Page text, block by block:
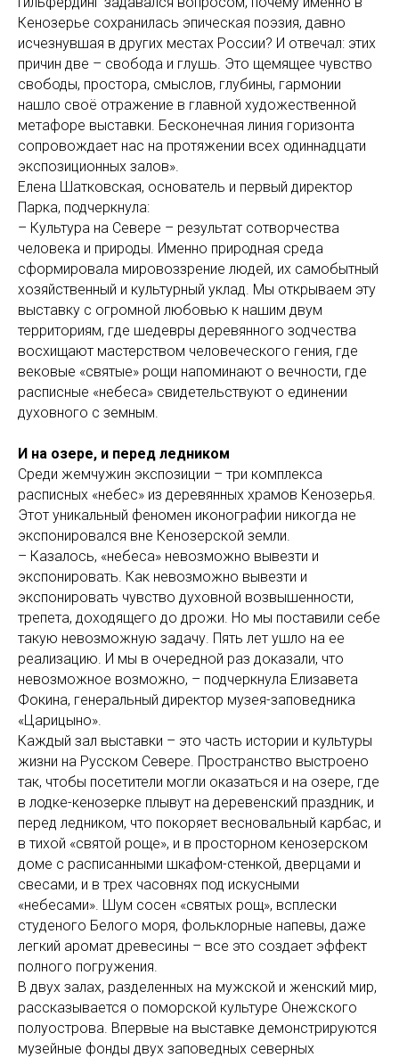
Кенозерье сохранилась эпическая поэзия, давно
исчезнувшая в других местах России? И отвечал: этих
причин две – свобода и глушь. Это щемящее чувство
свободы, простора, смыслов, глубины, гармонии
нашло своё отражение в главной художественной
метафоре выставки. Бесконечная линия горизонта
сопровождает нас на протяжении всех одиннадцати
экспозиционных залов».
Елена Шатковская, основатель и первый директор
Парка, подчеркнула:
– Культура на Севере – результат сотворчества
человека и природы. Именно природная среда
сформировала мировоззрение людей, их самобытный
хозяйственный и культурный уклад. Мы открываем эту
выставку с огромной любовью к нашим двум
территориям, где шедевры деревянного зодчества
восхищают мастерством человеческого гения, где
вековые «святые» рощи напоминают о вечности, где
расписные «небеса» свидетельствуют о единении
духовного с земным.
И на озере, и перед ледником
Среди жемчужин экспозиции – три комплекса
расписных «небес» из деревянных храмов Кенозерья.
Этот уникальный феномен иконографии никогда не
экспонировался вне Кенозерской земли.
– Казалось, «небеса» невозможно вывезти и
экспонировать. Как невозможно вывезти и
экспонировать чувство духовной возвышенности,
трепета, доходящего до дрожи. Но мы поставили себе
такую невозможную задачу. Пять лет ушло на ее
реализацию. И мы в очередной раз доказали, что
невозможное возможно, – подчеркнула Елизавета
Фокина, генеральный директор музея-заповедника
«Царицыно».
Каждый зал выставки – это часть истории и культуры
жизни на Русском Севере. Пространство выстроено
так, чтобы посетители могли оказаться и на озере, где
в лодке-кенозерке плывут на деревенский праздник, и
перед ледником, что покоряет весновальный карбас, и
в тихой «святой роще», и в просторном кенозерском
доме с расписанными шкафом-стенкой, дверцами и
свесами, и в трех часовнях под искусными
«небесами». Шум сосен «святых рощ», всплески
студеного Белого моря, фольклорные напевы, даже
легкий аромат древесины – все это создает эффект
полного погружения.
В двух залах, разделенных на мужской и женский мир,
рассказывается о поморской культуре Онежского
полуострова. Впервые на выставке демонстрируются
музейные фонды двух заповедных северных